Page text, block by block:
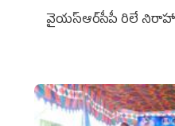
వైయ‌స్ఆర్‌సీపీ రిలే నిరాహార